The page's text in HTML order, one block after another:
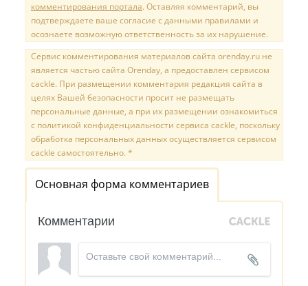
комментирования портала. Оставляя комментарий, вы
подтверждаете ваше согласие с данными правилами и
осознаете возможную ответственность за их нарушение.
Сервис комментирования материалов сайта orenday.ru не
является частью сайта Orenday, а предоставлен сервисом
cackle. При размещении комментария редакция сайта в
целях Вашей безопасности просит не размещать
персональные данные, а при их размещении ознакомиться
с политикой конфиденциальности сервиса cackle, поскольку
обработка персональных данных осуществляется сервисом
cackle самостоятельно. *
Основная форма комментариев
Комментарии